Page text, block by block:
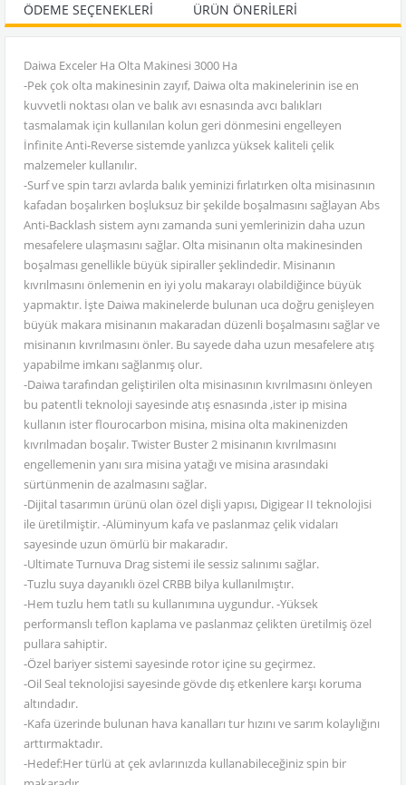
ÖDEME SEÇENEKLERI
ÜRÜN ÖNERILERI
Daiwa Exceler Ha Olta Makinesi 3000 Ha
-Pek çok olta makinesinin zayıf, Daiwa olta makinelerinin ise en
kuvvetli noktası olan ve balık avı esnasında avcı balıkları
tasmalamak için kullanılan kolun geri dönmesini engelleyen
İnfinite Anti-Reverse sistemde yanlızca yüksek kaliteli çelik
malzemeler kullanılır.
-Surf ve spin tarzı avlarda balık yeminizi fırlatırken olta misinasının
kafadan boşalırken boşluksuz bir şekilde boşalmasını sağlayan Abs
Anti-Backlash sistem aynı zamanda suni yemlerinizin daha uzun
mesafelere ulaşmasını sağlar. Olta misinanın olta makinesinden
boşalması genellikle büyük sipiraller şeklindedir. Misinanın
kıvrılmasını önlemenin en iyi yolu makarayı olabildiğince büyük
yapmaktır. İşte Daiwa makinelerde bulunan uca doğru genişleyen
büyük makara misinanın makaradan düzenli boşalmasını sağlar ve
misinanın kıvrılmasını önler. Bu sayede daha uzun mesafelere atış
yapabilme imkanı sağlanmış olur.
-Daiwa tarafından geliştirilen olta misinasının kıvrılmasını önleyen
bu patentli teknoloji sayesinde atış esnasında ,ister ip misina
kullanın ister flourocarbon misina, misina olta makinenizden
kıvrılmadan boşalır. Twister Buster 2 misinanın kıvrılmasını
engellemenin yanı sıra misina yatağı ve misina arasındaki
sürtünmenin de azalmasını sağlar.
-Dijital tasarımın ürünü olan özel dişli yapısı, Digigear II teknolojisi
ile üretilmiştir. -Alüminyum kafa ve paslanmaz çelik vidaları
sayesinde uzun ömürlü bir makaradır.
-Ultimate Turnuva Drag sistemi ile sessiz salınımı sağlar.
-Tuzlu suya dayanıklı özel CRBB bilya kullanılmıştır.
-Hem tuzlu hem tatlı su kullanımına uygundur. -Yüksek
performanslı teflon kaplama ve paslanmaz çelikten üretilmiş özel
pullara sahiptir.
-Özel bariyer sistemi sayesinde rotor içine su geçirmez.
-Oil Seal teknolojisi sayesinde gövde dış etkenlere karşı koruma
altındadır.
-Kafa üzerinde bulunan hava kanalları tur hızını ve sarım kolaylığını
arttırmaktadır.
-Hedef:Her türlü at çek avlarınızda kullanabileceğiniz spin bir